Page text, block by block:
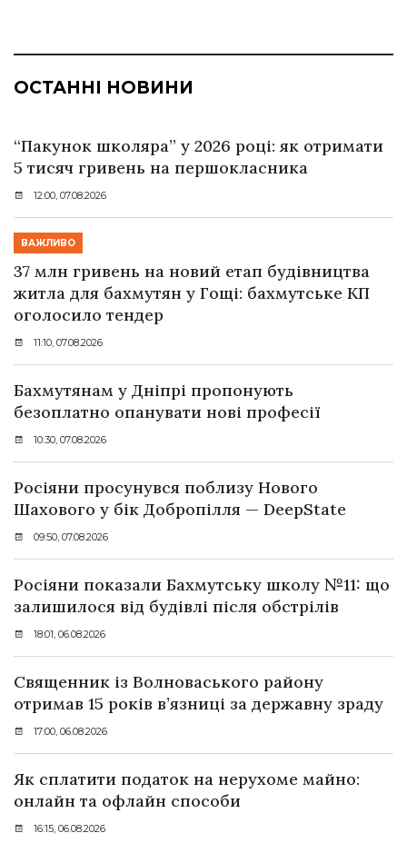
ОСТАННІ НОВИНИ
“Пакунок школяра” у 2026 році: як отримати
5 тисяч гривень на першокласника
12:00, 07.08.2026
ВАЖЛИВО
37 млн гривень на новий етап будівництва
житла для бахмутян у Гощі: бахмутське КП
оголосило тендер
11:10, 07.08.2026
Бахмутянам у Дніпрі пропонують
безоплатно опанувати нові професії
10:30, 07.08.2026
Росіяни просунувся поблизу Нового
Шахового у бік Добропілля — DeepState
09:50, 07.08.2026
Росіяни показали Бахмутську школу №11: що
залишилося від будівлі після обстрілів
18:01, 06.08.2026
Священник із Волноваського району
отримав 15 років в’язниці за державну зраду
17:00, 06.08.2026
Як сплатити податок на нерухоме майно:
онлайн та офлайн способи
16:15, 06.08.2026